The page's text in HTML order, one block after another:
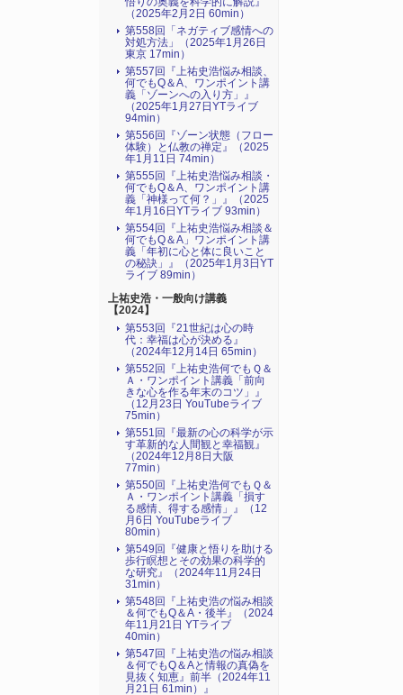
（2025年2月2日 60min）
第558回「ネガティブ感情への
対処方法」（2025年1月26日
東京 17min）
第557回『上祐史浩悩み相談、
何でもQ＆A、ワンポイント講
義「ゾーンへの入り方」』
（2025年1月27日YTライブ
94min）
第556回『ゾーン状態（フロー
体験）と仏教の禅定』（2025
年1月11日 74min）
第555回『上祐史浩悩み相談・
何でもQ＆A、ワンポイント講
義「神様って何？」』（2025
年1月16日YTライブ 93min）
第554回『上祐史浩悩み相談＆
何でもQ＆A」ワンポイント講
義「年初に心と体に良いこと
の秘訣」』（2025年1月3日YT
ライブ 89min）
上祐史浩・一般向け講義
【2024】
第553回『21世紀は心の時
代：幸福は心が決める』
（2024年12月14日 65min）
第552回『上祐史浩何でもＱ＆
Ａ・ワンポイント講義「前向
きな心を作る年末のコツ」』
（12月23日 YouTubeライブ
75min）
第551回『最新の心の科学が示
す革新的な人間観と幸福観』
（2024年12月8日大阪
77min）
第550回『上祐史浩何でもＱ＆
Ａ・ワンポイント講義「損す
る感情、得する感情」』（12
月6日 YouTubeライブ
80min）
第549回『健康と悟りを助ける
歩行瞑想とその効果の科学的
な研究』（2024年11月24日
31min）
第548回『上祐史浩の悩み相談
＆何でもQ＆A・後半』（2024
年11月21日 YTライブ
40min）
第547回『上祐史浩の悩み相談
＆何でもQ＆Aと情報の真偽を
見抜く知恵』前半（2024年11
月21日 61min）』